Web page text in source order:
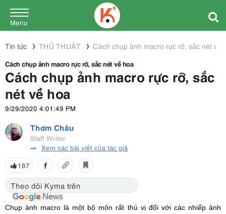
Menu
Tin tức THỦ THUẬT
Cách chụp ảnh macro rực rỡ, sắc nét về
Cách chụp ảnh macro rực rỡ, sắc nét về hoa
Cách chụp ảnh macro rực rỡ, sắc
nét về hoa
9/29/2020 4:01:49 PM
Thơm Châu
Staff Writer
Xem các bài viết của tác giả
187
Theo dõi Kyma trên
Chụp ảnh macro là một bộ môn rất thú vị đối với các nhiếp ảnh